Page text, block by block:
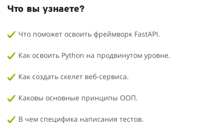
Что вы узнаете?
Что поможет освоить фреймворк FastAPI.
Как освоить Python на продвинутом уровне.
Как создать скелет веб-сервиса.
Каковы основные принципы ООП.
В чем специфика написания тестов.